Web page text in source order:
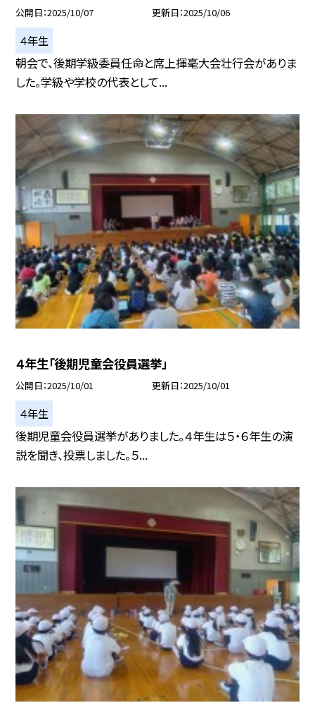
公開日 2025/10/07 更新日 2025/10/06
４年生
朝会で、後期学級委員任命と席上揮毫大会壮行会がありま
した。学級や学校の代表として...
４年生「後期児童会役員選挙」
公開日 2025/10/01 更新日 2025/10/01
４年生
後期児童会役員選挙がありました。４年生は５・６年生の演
説を聞き、投票しました。５...